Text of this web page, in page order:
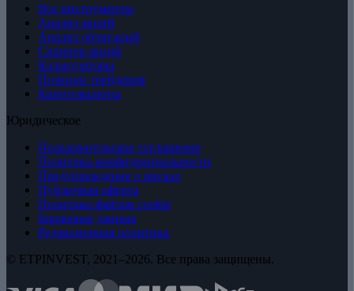
Все инструменты
Анализ акций
Анализ облигаций
Скринер акций
Калькуляторы
Позиции трейдеров
Криптовалюты
Юридическое
Пользовательское соглашение
Политика конфиденциальности
Предупреждение о рисках
Публичная оферта
Политика файлов cookie
Биржевые данные
Редакционная политика
© ETPINVEST, 2021–2026. Все права защищены.